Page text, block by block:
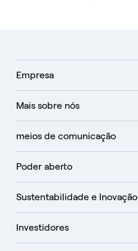
Empresa
Mais sobre nós
meios de comunicação
Poder aberto
Sustentabilidade e Inovação
Investidores